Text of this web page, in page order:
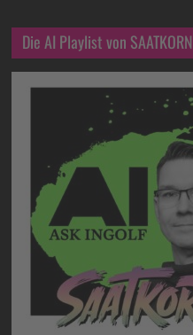
Die AI Playlist von SAATKORN